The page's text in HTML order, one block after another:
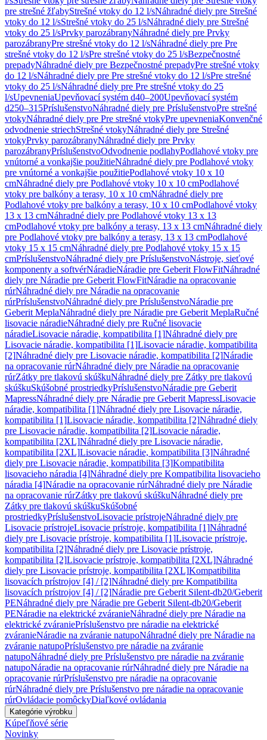
pre strešné žľabyStrešné vtoky do 12 l/sNáhradné diely pre Strešné
vtoky do 12 l/sStrešné vtoky do 25 l/sNáhradné diely pre Strešné
vtoky do 25 l/sPrvky parozábranyNáhradné diely pre Prvky
parozábranyPre strešné vtoky do 12 l/sNáhradné diely pre Pre
strešné vtoky do 12 l/sPre strešné vtoky do 25 l/sBezpečnostné
prepadyNáhradné diely pre Bezpečnostné prepadyPre strešné vtoky
do 12 l/sNáhradné diely pre Pre strešné vtoky do 12 l/sPre strešné
vtoky do 25 l/sNáhradné diely pre Pre strešné vtoky do 25
l/sUpevneniaUpevňovací systém d40–200Upevňovací systém
d250–315PríslušenstvoNáhradné diely pre PríslušenstvoPre strešné
vtokyNáhradné diely pre Pre strešné vtokyPre upevneniaKonvenčné
odvodnenie striechStrešné vtokyNáhradné diely pre Strešné
vtokyPrvky parozábranyNáhradné diely pre Prvky
parozábranyPríslušenstvoOdvodnenie podlahyPodlahové vtoky pre
vnútorné a vonkajšie použitieNáhradné diely pre Podlahové vtoky
pre vnútorné a vonkajšie použitiePodlahové vtoky 10 x 10
cmNáhradné diely pre Podlahové vtoky 10 x 10 cmPodlahové
vtoky pre balkóny a terasy, 10 x 10 cmNáhradné diely pre
Podlahové vtoky pre balkóny a terasy, 10 x 10 cmPodlahové vtoky
13 x 13 cmNáhradné diely pre Podlahové vtoky 13 x 13
cmPodlahové vtoky pre balkóny a terasy, 13 x 13 cmNáhradné diely
pre Podlahové vtoky pre balkóny a terasy, 13 x 13 cmPodlahové
vtoky 15 x 15 cmNáhradné diely pre Podlahové vtoky 15 x 15
cmPríslušenstvoNáhradné diely pre PríslušenstvoNástroje, sieťové
komponenty a softvérNáradieNáradie pre Geberit FlowFitNáhradné
diely pre Náradie pre Geberit FlowFitNáradie na opracovanie
rúrNáhradné diely pre Náradie na opracovanie
rúrPríslušenstvoNáhradné diely pre PríslušenstvoNáradie pre
Geberit MeplaNáhradné diely pre Náradie pre Geberit MeplaRučné
lisovacie náradieNáhradné diely pre Ručné lisovacie
náradieLisovacie náradie, kompatibilita [1]Náhradné diely pre
Lisovacie náradie, kompatibilita [1]Lisovacie náradie, kompatibilita
[2]Náhradné diely pre Lisovacie náradie, kompatibilita [2]Náradie
na opracovanie rúrNáhradné diely pre Náradie na opracovanie
rúrZátky pre tlakovú skúškuNáhradné diely pre Zátky pre tlakovú
skúškuSkúšobné prostriedkyPríslušenstvoNáradie pre Geberit
MapressNáhradné diely pre Náradie pre Geberit MapressLisovacie
náradie, kompatibilita [1]Náhradné diely pre Lisovacie náradie,
kompatibilita [1]Lisovacie náradie, kompatibilita [2]Náhradné diely
pre Lisovacie náradie, kompatibilita [2]Lisovacie náradie,
kompatibilita [2XL]Náhradné diely pre Lisovacie náradie,
kompatibilita [2XL]Lisovacie náradie, kompatibilita [3]Náhradné
diely pre Lisovacie náradie, kompatibilita [3]Kompatibilita
lisovacieho náradia [4]Náhradné diely pre Kompatibilita lisovacieho
náradia [4]Náradie na opracovanie rúrNáhradné diely pre Náradie
na opracovanie rúrZátky pre tlakovú skúškuNáhradné diely pre
Zátky pre tlakovú skúškuSkúšobné
prostriedkyPríslušenstvoLisovacie prístrojeNáhradné diely pre
Lisovacie prístrojeLisovacie prístroje, kompatibilita [1]Náhradné
diely pre Lisovacie prístroje, kompatibilita [1]Lisovacie prístroje,
kompatibilita [2]Náhradné diely pre Lisovacie prístroje,
kompatibilita [2]Lisovacie prístroje, kompatibilita [2XL]Náhradné
diely pre Lisovacie prístroje, kompatibilita [2XL]Kompatibilita
lisovacích prístrojov [4] / [2]Náhradné diely pre Kompatibilita
lisovacích prístrojov [4] / [2]Náradie pre Geberit Silent-db20/Geberit
PENáhradné diely pre Náradie pre Geberit Silent-db20/Geberit
PENáradie na elektrické zváranieNáhradné diely pre Náradie na
elektrické zváraniePríslušenstvo pre náradie na elektrické
zváranieNáradie na zváranie natupoNáhradné diely pre Náradie na
zváranie natupoPríslušenstvo pre náradie na zváranie
natupoNáhradné diely pre Príslušenstvo pre náradie na zváranie
natupoNáradie na opracovanie rúrNáhradné diely pre Náradie na
opracovanie rúrPríslušenstvo pre náradie na opracovanie
rúrNáhradné diely pre Príslušenstvo pre náradie na opracovanie
rúrOvládacie pomôckyDiaľkové ovládania
Kategórie výrobku
Kúpeľňové série
Novinky